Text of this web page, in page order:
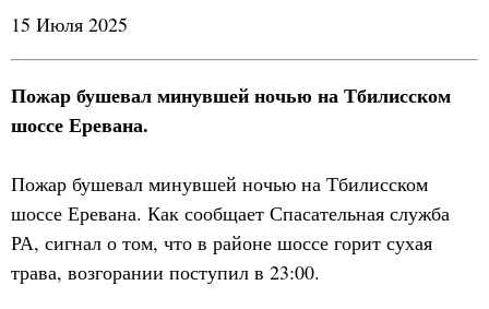
15 Июля 2025
Пожар бушевал минувшей ночью на Тбилисском
шоссе Еревана.
Пожар бушевал минувшей ночью на Тбилисском
шоссе Еревана. Как сообщает Спасательная служба
РА, сигнал о том, что в районе шоссе горит сухая
трава, возгорании поступил в 23:00.